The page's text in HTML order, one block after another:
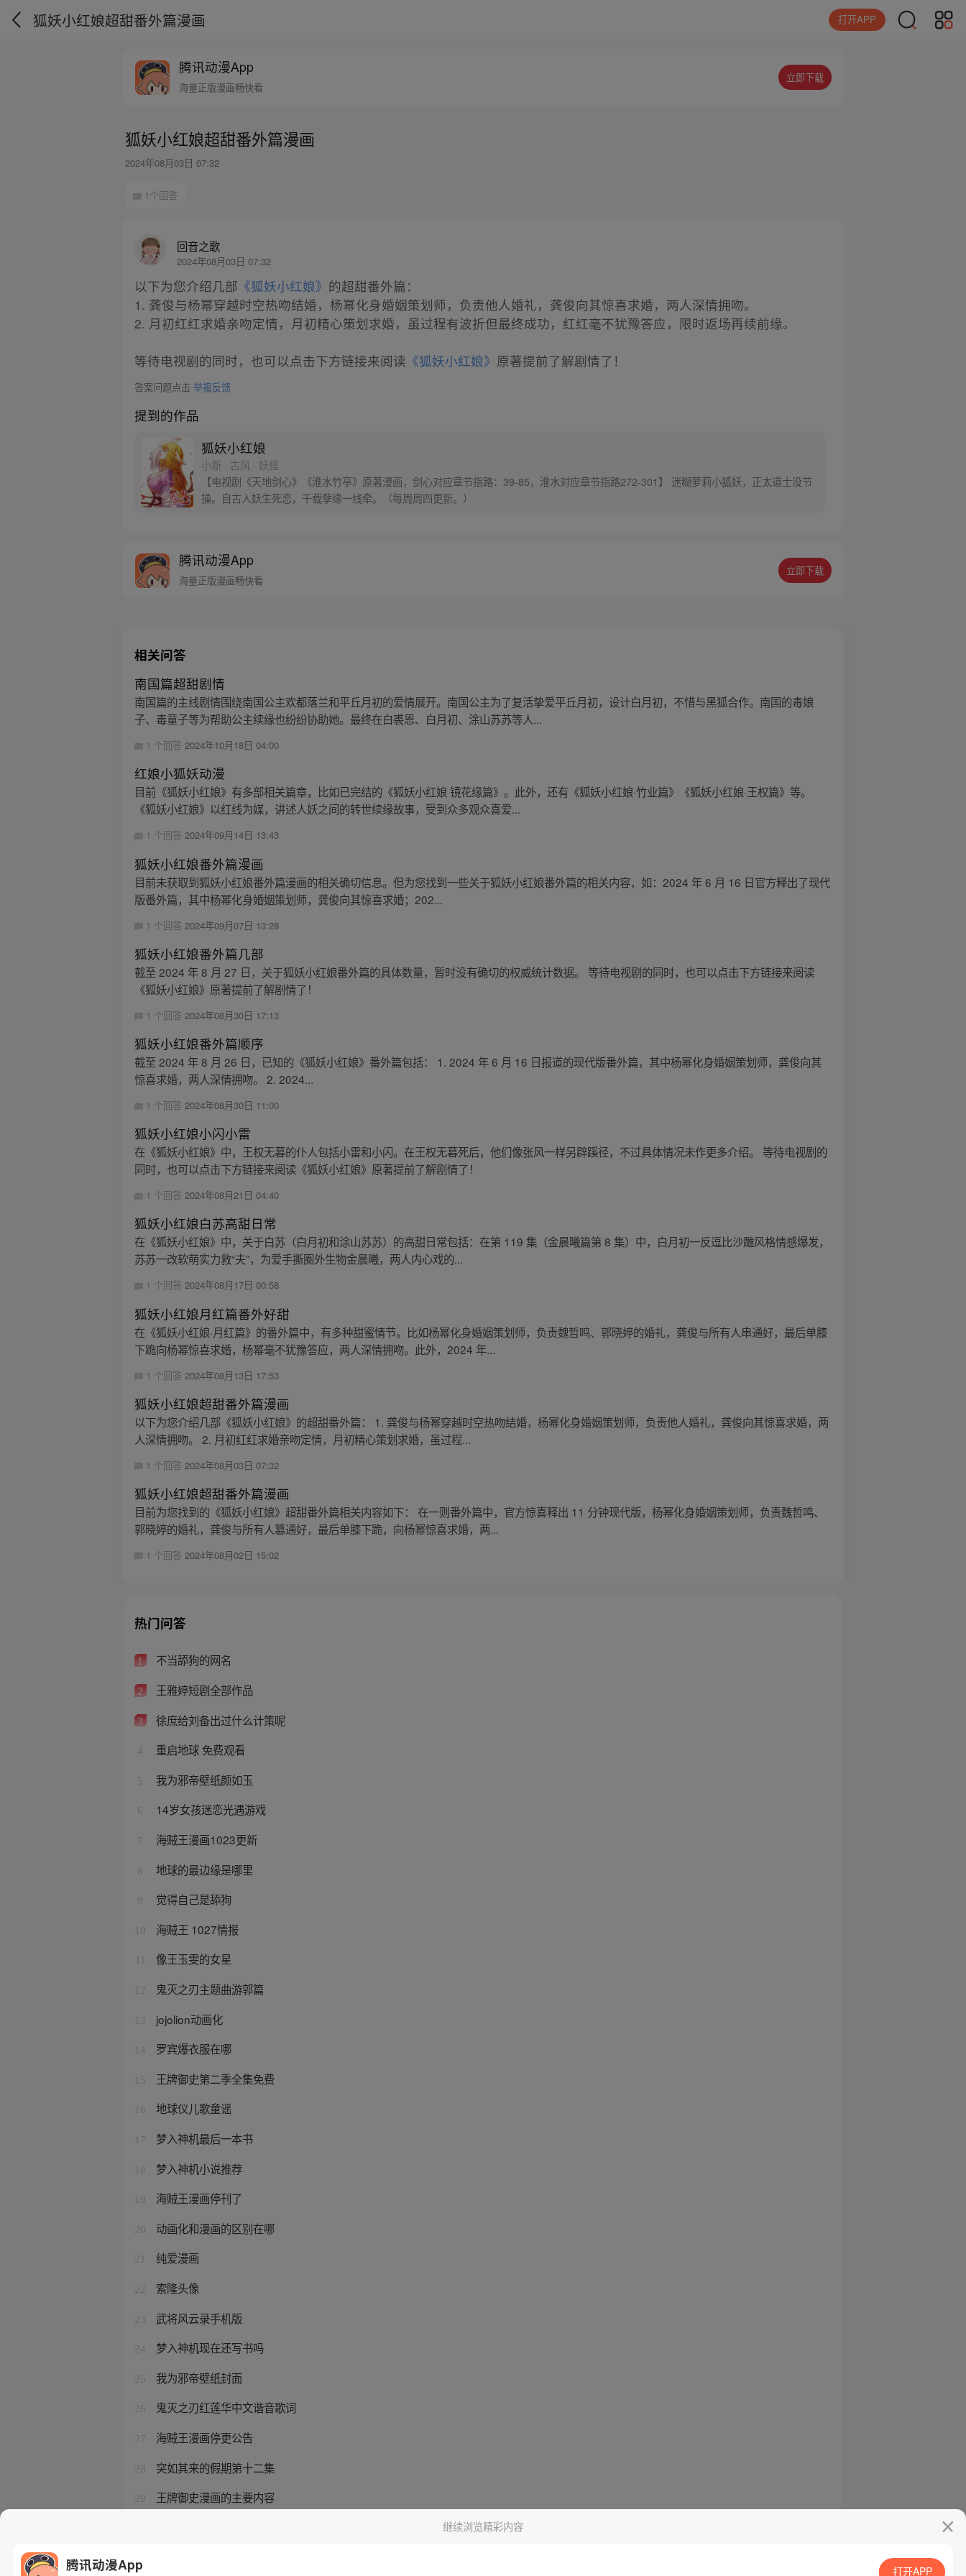
狐妖小红娘超甜番外篇漫画 打开APP
腾讯动漫App
海量正版漫画畅快看
立即下载
狐妖小红娘超甜番外篇漫画
2024年08月03日 07:32
1个回答
回音之歌
2024年08月03日 07:32
以下为您介绍几部 《狐妖小红娘》 的超甜番外篇：
1. 龚俊与杨幂穿越时空热吻结婚，杨幂化身婚姻策划师，负责他人婚礼，龚俊向其惊喜求婚，两人深情拥吻。
2. 月初红红求婚亲吻定情，月初精心策划求婚，虽过程有波折但最终成功，红红毫不犹豫答应，限时返场再续前缘。
等待电视剧的同时，也可以点击下方链接来阅读 《狐妖小红娘》 原著提前了解剧情了！
答案问题点击举报反馈
提到的作品
狐妖小红娘
小新 · 古风 · 妖怪
【电视剧《天地剑心》《淮水竹亭》原著漫画，剑心对应章节指路：39-85，淮水对应章节指路272-301】 迷糊萝莉小狐妖，正太道士没节
操。自古人妖生死恋，千载孽缘一线牵。（每周周四更新。）
腾讯动漫App
海量正版漫画畅快看
立即下载
相关问答
南国篇超甜剧情
南国篇的主线剧情围绕南国公主欢都落兰和平丘月初的爱情展开。南国公主为了复活挚爱平丘月初，设计白月初，不惜与黑狐合作。南国的毒娘
子、毒童子等为帮助公主续缘也纷纷协助她。最终在白裘恩、白月初、涂山苏苏等人...
1 个回答2024年10月18日 04:00
红娘小狐妖动漫
目前《狐妖小红娘》有多部相关篇章，比如已完结的《狐妖小红娘 镜花缘篇》。此外，还有《狐妖小红娘·竹业篇》《狐妖小红娘·王权篇》等。
《狐妖小红娘》以红线为媒，讲述人妖之间的转世续缘故事，受到众多观众喜爱...
1 个回答2024年09月14日 13:43
狐妖小红娘番外篇漫画
目前未获取到狐妖小红娘番外篇漫画的相关确切信息。但为您找到一些关于狐妖小红娘番外篇的相关内容，如：2024 年 6 月 16 日官方释出了现代
版番外篇，其中杨幂化身婚姻策划师，龚俊向其惊喜求婚；202...
1 个回答 2024年09月07日 13:28
狐妖小红娘番外篇几部
截至 2024 年 8 月 27 日，关于狐妖小红娘番外篇的具体数量，暂时没有确切的权威统计数据。 等待电视剧的同时，也可以点击下方链接来阅读
《狐妖小红娘》原著提前了解剧情了！
1 个回答 2024年08月30日 17:13
狐妖小红娘番外篇顺序
截至 2024 年 8 月 26 日，已知的《狐妖小红娘》番外篇包括： 1. 2024 年 6 月 16 日报道的现代版番外篇，其中杨幂化身婚姻策划师，龚俊向其
惊喜求婚，两人深情拥吻。 2. 2024...
1 个回答2024年08月30日 11:00
狐妖小红娘小闪小雷
在《狐妖小红娘》中，王权无暮的仆人包括小雷和小闪。在王权无暮死后，他们像张风一样另辟蹊径，不过具体情况未作更多介绍。 等待电视剧的
同时，也可以点击下方链接来阅读《狐妖小红娘》原著提前了解剧情了！
1 个回答2024年08月21日 04:40
狐妖小红娘白苏高甜日常
在《狐妖小红娘》中，关于白苏（白月初和涂山苏苏）的高甜日常包括：在第 119 集（金晨曦篇第 8 集）中，白月初一反逗比沙雕风格情感爆发，
苏苏一改软萌实力救“夫”，为爱手撕圈外生物金晨曦，两人内心戏的...
1 个回答2024年08月17日 00:58
狐妖小红娘月红篇番外好甜
在《狐妖小红娘·月红篇》的番外篇中，有多种甜蜜情节。比如杨幂化身婚姻策划师，负责魏哲鸣、郭晓婷的婚礼，龚俊与所有人串通好，最后单膝
下跪向杨幂惊喜求婚，杨幂毫不犹豫答应，两人深情拥吻。此外，2024 年...
1 个回答 2024年08月13日 17:53
狐妖小红娘超甜番外篇漫画
以下为您介绍几部《狐妖小红娘》的超甜番外篇： 1. 龚俊与杨幂穿越时空热吻结婚，杨幂化身婚姻策划师，负责他人婚礼，龚俊向其惊喜求婚，两
人深情拥吻。 2. 月初红红求婚亲吻定情，月初精心策划求婚，虽过程...
1 个回答 2024年08月03日 07:32
狐妖小红娘超甜番外篇漫画
目前为您找到的《狐妖小红娘》超甜番外篇相关内容如下： 在一则番外篇中，官方惊喜释出 11 分钟现代版，杨幂化身婚姻策划师，负责魏哲鸣、
郭晓婷的婚礼，龚俊与所有人篡通好，最后单膝下跪，向杨幂惊喜求婚，两...
1 个回答2024年08月02日 15:02
热门问答
1 不当舔狗的网名
2 王雅婷短剧全部作品
3 徐庶给刘备出过什么计策呢
4 重启地球 免费观看
5 我为邪帝壁纸颜如玉
6 14岁女孩迷恋光遇游戏
7 海贼王漫画1023更新
8 地球的最边缘是哪里
9 觉得自己是舔狗
10 海贼王 1027情报
像王玉雯的女星
12 鬼灭之刃主题曲游郭篇
13 jojolion动画化
14 罗宾爆衣服在哪
15 王牌御史第二季全集免费
16 地球仪儿歌童谣
17 梦入神机最后一本书
18 梦入神机小说推荐
19 海贼王漫画停刊了
20 动画化和漫画的区别在哪
21 纯爱漫画
22 索隆头像
23 武将风云录手机版
24 梦入神机现在还写书吗
25 我为邪帝壁纸封面
26 鬼灭之刃红莲华中文谐音歌词
27 海贼王漫画停更公告
28 突如其来的假期第十二集
29 王牌御史漫画的主要内容
继续浏览精彩内容
腾讯动漫App 打开APP